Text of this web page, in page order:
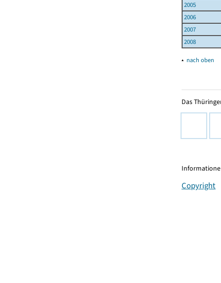
2005
2006
2007
2008
▴ nach oben
Das
Copyright